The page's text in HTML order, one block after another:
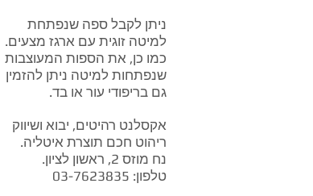
ניתן לקבל ספה שנפתחת
למיטה זוגית עם ארגז מצעים.
כמו כן, את הספות המעוצבות
שנפתחות למיטה ניתן להזמין
גם בריפודי עור או בד.
אקסלנט רהיטים, יבוא ושיווק
ריהוט חכם תוצרת איטליה.
נח מוזס 2, ראשון לציון.
טלפון: 03-7623835